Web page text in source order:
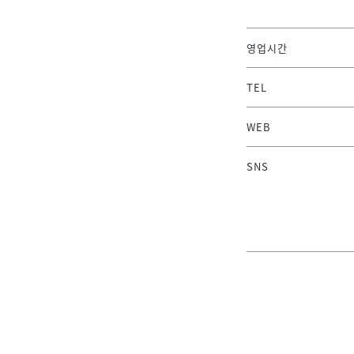
영업시간
TEL
WEB
SNS